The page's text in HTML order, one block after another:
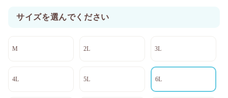
サイズを選んでください
M 2L 3L
4L 5L 6L